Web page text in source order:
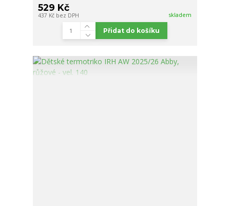
529 Kč
437 Kč bez DPH skladem
Přidat do košíku